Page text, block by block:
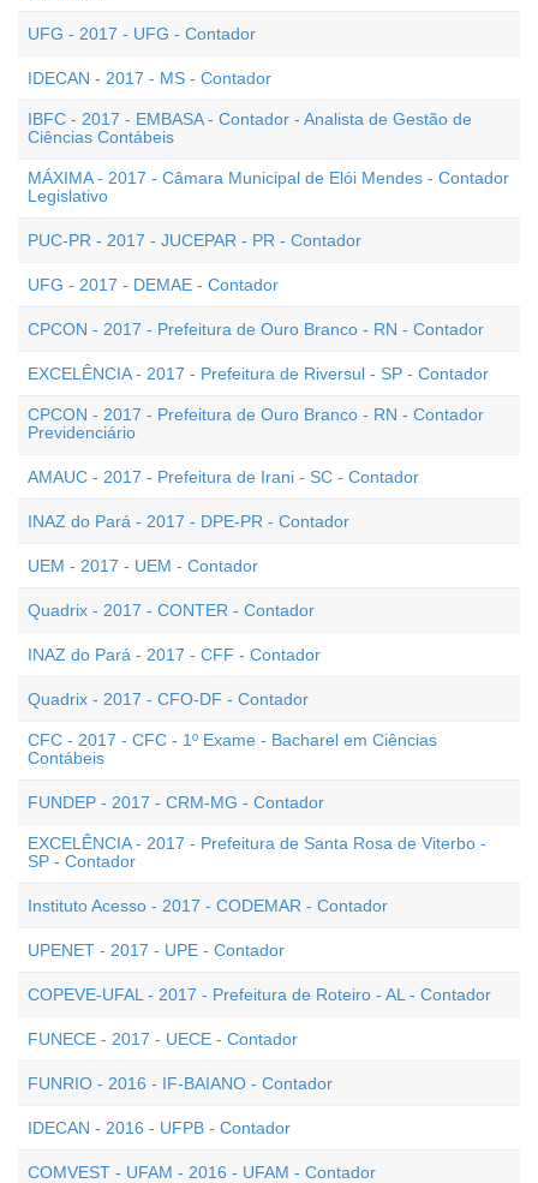
UFG - 2017 - UFG - Contador
IDECAN - 2017 - MS - Contador
IBFC - 2017 - EMBASA - Contador - Analista de Gestão de
Ciências Contábeis
MÁXIMA - 2017 - Câmara Municipal de Elói Mendes - Contador
Legislativo
PUC-PR - 2017 - JUCEPAR - PR - Contador
UFG - 2017 - DEMAE - Contador
CPCON - 2017 - Prefeitura de Ouro Branco - RN - Contador
EXCELÊNCIA - 2017 - Prefeitura de Riversul - SP - Contador
CPCON - 2017 - Prefeitura de Ouro Branco - RN - Contador
Previdenciário
AMAUC - 2017 - Prefeitura de Irani - SC - Contador
INAZ do Pará - 2017 - DPE-PR - Contador
UEM - 2017 - UEM - Contador
Quadrix - 2017 - CONTER - Contador
INAZ do Pará - 2017 - CFF - Contador
Quadrix - 2017 - CFO-DF - Contador
CFC - 2017 - CFC - 1º Exame - Bacharel em Ciências
Contábeis
FUNDEP - 2017 - CRM-MG - Contador
EXCELÊNCIA - 2017 - Prefeitura de Santa Rosa de Viterbo -
SP - Contador
Instituto Acesso - 2017 - CODEMAR - Contador
UPENET - 2017 - UPE - Contador
COPEVE-UFAL - 2017 - Prefeitura de Roteiro - AL - Contador
FUNECE - 2017 - UECE - Contador
FUNRIO - 2016 - IF-BAIANO - Contador
IDECAN - 2016 - UFPB - Contador
COMVEST - UFAM - 2016 - UFAM - Contador